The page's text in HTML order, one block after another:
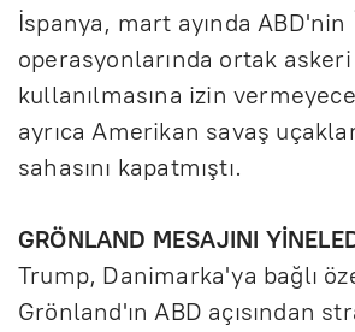
İspanya, mart ayında
operasyonlarında ortak
kullanılmasına izin
ayrıca Amerikan savaş
sahasını kapatmıştı.
GRÖNLAND MESAJINI
Trump, Danimarka'ya bağlı
Grönland'ın ABD açısından